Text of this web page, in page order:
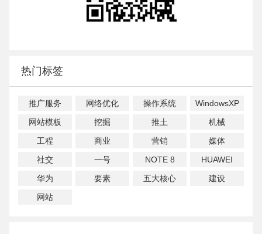
热门标签
推广服务 网络优化 操作系统
WindowsXP
网站模板
挖掘 推土
机械
工程
商业 营销
媒体
社交
一号 NOTE 8
HUAWEI
华为
要素 五大核心
建设
网站